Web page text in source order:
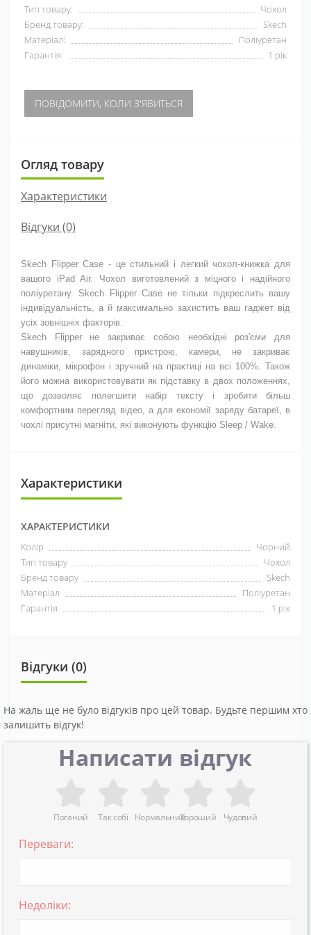
Тип товару:
Чохол
Бренд товару:
Skech
Матеріал:
Поліуретан
Гарантія:
1 рік
ПОВІДОМИТИ, КОЛИ З'ЯВИТЬСЯ
Огляд товару
Характеристики
Відгуки (0)
Skech Flipper Case - це стильний і легкий чохол-книжка для
вашого iPad Air. Чохол виготовлений з міцного і надійного
поліуретану. Skech Flipper Case не тільки підкреслить вашу
індивідуальність, а й максимально захистить ваш гаджет від
усіх зовнішніх факторів.
Skech Flipper не закриває собою необхідні роз'єми для
навушників, зарядного пристрою, камери, не закриває
динаміки, мікрофон і зручний на практиці на всі 100%. Також
його можна використовувати як підставку в двох положеннях,
що дозволяє полегшити набір тексту і зробити більш
комфортним перегляд відео, а для економії заряду батареї, в
чохлі присутні магніти, які виконують функцію Sleep / Wake.
Характеристики
ХАРАКТЕРИСТИКИ
Колір
Чорний
Тип товару
Чохол
Бренд товару
Skech
Матеріал
Поліуретан
Гарантія
1 рік
Відгуки (0)
На жаль ще не було відгуків про цей товар. Будьте першим хто
залишить відгук!
Написати відгук
Поганий Так собі НормальнийХороший Чудовий
Переваги:
Недоліки: